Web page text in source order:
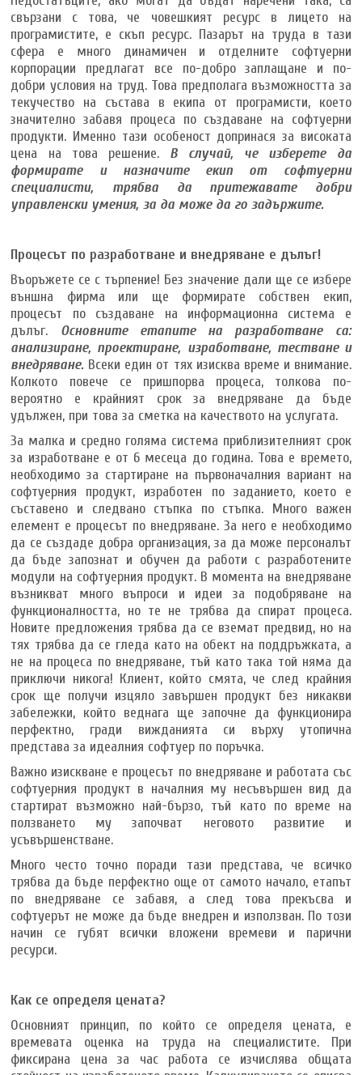
свързани с това, че човешкият ресурс в лицето на
програмистите, е скъп ресурс. Пазарът на труда в тази
сфера е много динамичен и отделните софтуерни
корпорации предлагат все по-добро заплащане и по-
добри условия на труд. Това предполага възможността за
текучество на състава в екипа от програмисти, което
значително забавя процеса по създаване на софтуерни
продукти. Именно тази особеност допринася за високата
цена на това решение. В случай, че изберете да
формирате и назначите екип от софтуерни
специалисти, трябва да притежавате добри
управленски умения, за да може да го задържите.
Процесът по разработване и внедряване е дълъг!
Въоръжете се с търпение! Без значение дали ще се избере
външна фирма или ще формирате собствен екип,
процесът по създаване на информационна система е
дълъг. Основните етапите на разработване са:
анализиране, проектиране, изработване, тестване и
внедряване. Всеки един от тях изисква време и внимание.
Колкото повече се пришпорва процеса, толкова по-
вероятно е крайният срок за внедряване да бъде
удължен, при това за сметка на качеството на услугата.
За малка и средно голяма система приблизителният срок
за изработване е от 6 месеца до година. Това е времето,
необходимо за стартиране на първоначалния вариант на
софтуерния продукт, изработен по заданието, което е
съставено и следвано стъпка по стъпка. Много важен
елемент е процесът по внедряване. За него е необходимо
да се създаде добра организация, за да може персоналът
да бъде запознат и обучен да работи с разработените
модули на софтуерния продукт. В момента на внедряване
възникват много въпроси и идеи за подобряване на
функционалността, но те не трябва да спират процеса.
Новите предложения трябва да се вземат предвид, но на
тях трябва да се гледа като на обект на поддръжката, а
не на процеса по внедряване, тъй като така той няма да
приключи никога! Клиент, който смята, че след крайния
срок ще получи изцяло завършен продукт без никакви
забележки, който веднага ще започне да функционира
перфектно, гради вижданията си върху утопична
представа за идеалния софтуер по поръчка.
Важно изискване е процесът по внедряване и работата със
софтуерния продукт в началния му несъвършен вид да
стартират възможно най-бързо, тъй като по време на
ползването му започват неговото развитие и
усъвършенстване.
Много често точно поради тази представа, че всичко
трябва да бъде перфектно още от самото начало, етапът
по внедряване се забавя, а след това прекъсва и
софтуерът не може да бъде внедрен и използван. По този
начин се губят всички вложени времеви и парични
ресурси.
Как се определя цената?
Основният принцип, по който се определя цената, е
времевата оценка на труда на специалистите. При
фиксирана цена за час работа се изчислява общата